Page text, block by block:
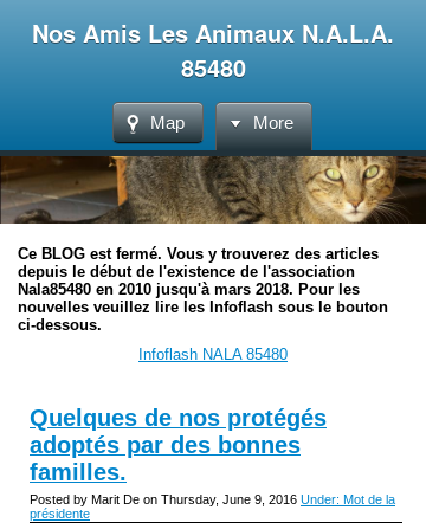
Nos Amis Les Animaux N.A.L.A.
85480
Map More
Ce BLOG est fermé. Vous y trouverez des articles
depuis le début de l'existence de l'association
Nala85480 en 2010 jusqu'à mars 2018. Pour les
nouvelles veuillez lire les Infoflash sous le bouton
ci-dessous.
Infoflash NALA 85480
Quelques de nos protégés
adoptés par des bonnes
familles.
Posted by Marit De on Thursday, June 9, 2016 Under: Mot de la
présidente